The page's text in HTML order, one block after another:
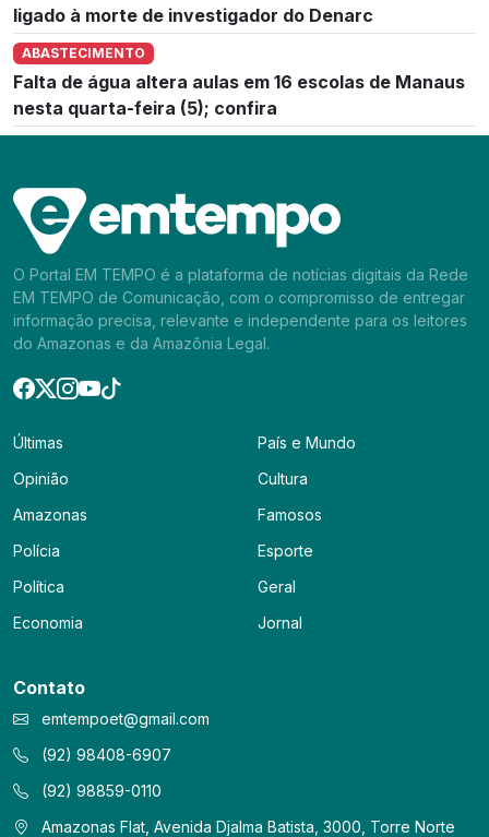
ligado à morte de investigador do Denarc
ABASTECIMENTO
Falta de água altera aulas em 16 escolas de Manaus
nesta quarta-feira (5); confira
O Portal EM TEMPO é a plataforma de notícias digitais da Rede
EM TEMPO de Comunicação, com o compromisso de entregar
informação precisa, relevante e independente para os leitores
do Amazonas e da Amazônia Legal.
Últimas
Opinião
Amazonas
Polícia
Política
Economia
País e Mundo
Cultura
Famosos
Esporte
Geral
Jornal
Contato
emtempoet@gmail.com
(92) 98408-6907
(92) 98859-0110
Amazonas Flat, Avenida Djalma Batista, 3000, Torre Norte